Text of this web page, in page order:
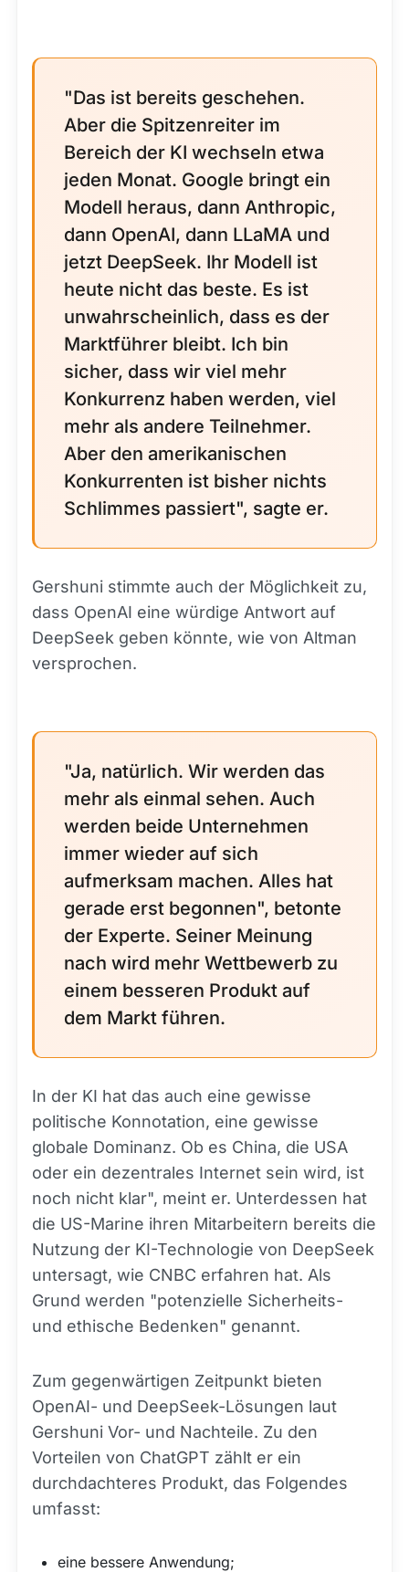
"Das ist bereits geschehen.
Aber die Spitzenreiter im
Bereich der KI wechseln etwa
jeden Monat. Google bringt ein
Modell heraus, dann Anthropic,
dann OpenAI, dann LLaMA und
jetzt DeepSeek. Ihr Modell ist
heute nicht das beste. Es ist
unwahrscheinlich, dass es der
Marktführer bleibt. Ich bin
sicher, dass wir viel mehr
Konkurrenz haben werden, viel
mehr als andere Teilnehmer.
Aber den amerikanischen
Konkurrenten ist bisher nichts
Schlimmes passiert", sagte er.
Gershuni stimmte auch der Möglichkeit zu,
dass OpenAI eine würdige Antwort auf
DeepSeek geben könnte, wie von Altman
versprochen.
"Ja, natürlich. Wir werden das
mehr als einmal sehen. Auch
werden beide Unternehmen
immer wieder auf sich
aufmerksam machen. Alles hat
gerade erst begonnen", betonte
der Experte. Seiner Meinung
nach wird mehr Wettbewerb zu
einem besseren Produkt auf
dem Markt führen.
In der KI hat das auch eine gewisse
politische Konnotation, eine gewisse
globale Dominanz. Ob es China, die USA
oder ein dezentrales Internet sein wird, ist
noch nicht klar", meint er. Unterdessen hat
die US-Marine ihren Mitarbeitern bereits die
Nutzung der KI-Technologie von DeepSeek
untersagt, wie CNBC erfahren hat. Als
Grund werden "potenzielle Sicherheits-
und ethische Bedenken" genannt.
Zum gegenwärtigen Zeitpunkt bieten
OpenAI- und DeepSeek-Lösungen laut
Gershuni Vor- und Nachteile. Zu den
Vorteilen von ChatGPT zählt er ein
durchdachteres Produkt, das Folgendes
umfasst:
eine bessere Anwendung;